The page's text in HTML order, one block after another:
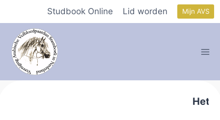
inhoud
Studbook Online Lid worden Mijn AVS
Het